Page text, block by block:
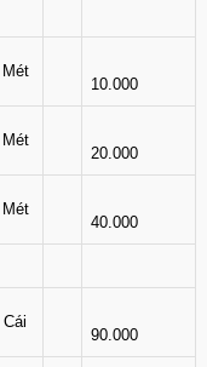
Mét
10.000
Mét
20.000
Mét
40.000
Cái
90.000